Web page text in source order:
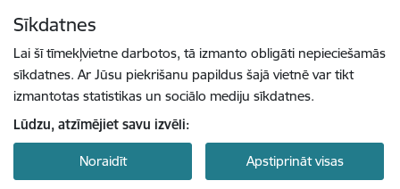
Sīkdatnes
Lai šī tīmekļvietne darbotos, tā izmanto obligāti nepieciešamās
sīkdatnes. Ar Jūsu piekrišanu papildus šajā vietnē var tikt
izmantotas statistikas un sociālo mediju sīkdatnes.
Lūdzu, atzīmējiet savu izvēli:
Noraidīt Apstiprināt visas